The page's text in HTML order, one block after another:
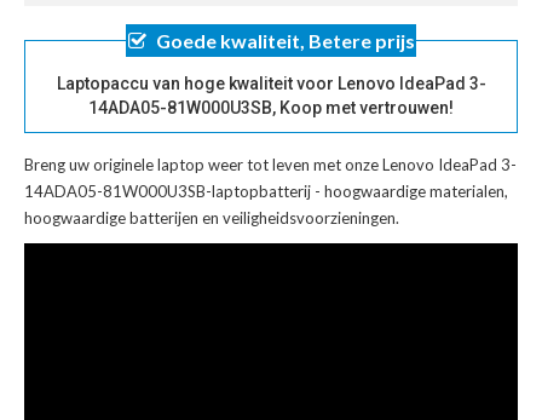
Goede kwaliteit, Betere prijs
Laptopaccu van hoge kwaliteit voor Lenovo IdeaPad 3-
14ADA05-81W000U3SB, Koop met vertrouwen!
Breng uw originele laptop weer tot leven met onzeLenovo IdeaPad 3-
14ADA05-81W000U3SB-laptopbatterij - hoogwaardige materialen,
hoogwaardige batterijen en veiligheidsvoorzieningen.